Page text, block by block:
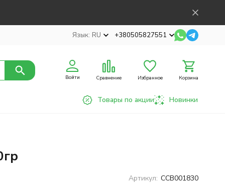
Язык: RU +380505827551
Войти Сравнение Избранное Корзина
Товары по акции Новинки
Артикул: CCB001830